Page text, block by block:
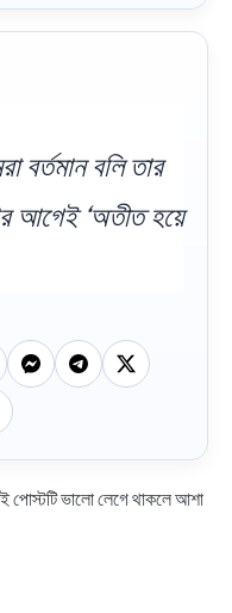
বর্তমান বলি তার
আগেই ‘অতীত হয়ে
ভালো লেগে থাকলে আশা